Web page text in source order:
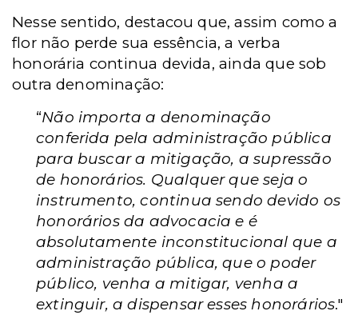
Nesse sentido, destacou que, assim como a
flor não perde sua essência, a verba
honorária continua devida, ainda que sob
outra denominação:
“Não importa a denominação
conferida pela administração pública
para buscar a mitigação, a supressão
de honorários. Qualquer que seja o
instrumento, continua sendo devido os
honorários da advocacia e é
absolutamente inconstitucional que a
administração pública, que o poder
público, venha a mitigar, venha a
extinguir, a dispensar esses honorários."